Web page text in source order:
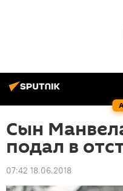
Сын
подал в
07:42 18.06.2018